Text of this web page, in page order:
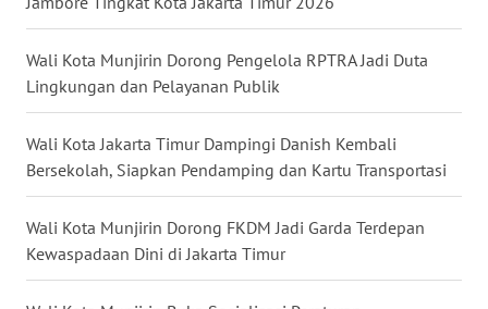
Wali Kota Munjirin Dorong Pengelola RPTRA Jadi Duta
Lingkungan dan Pelayanan Publik
Wali Kota Jakarta Timur Dampingi Danish Kembali
Bersekolah, Siapkan Pendamping dan Kartu Transportasi
Wali Kota Munjirin Dorong FKDM Jadi Garda Terdepan
Kewaspadaan Dini di Jakarta Timur
WN
SULUT
WN
MALUKU
WN